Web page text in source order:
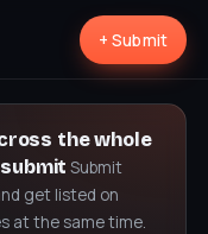
+ Submit
the whole
Submit
get listed on
at the same time.